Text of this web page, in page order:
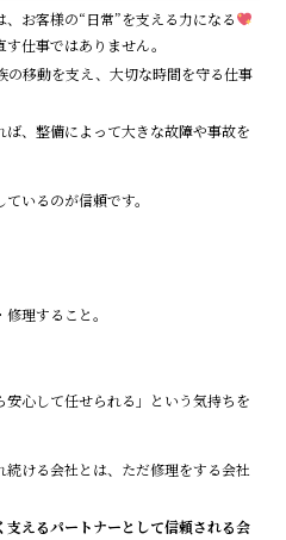
お客様の“日常”を支える力になる
仕事ではありません。
の移動を支え、大切な時間を守る仕事
、整備によって大きな故障や事故を
いるのが信頼です。
理すること。
心して任せられる」という気持ちを
ける会社とは、ただ修理をする会社
えるパートナーとして信頼される会